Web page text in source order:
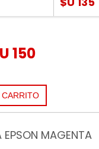
150
MAGENTA